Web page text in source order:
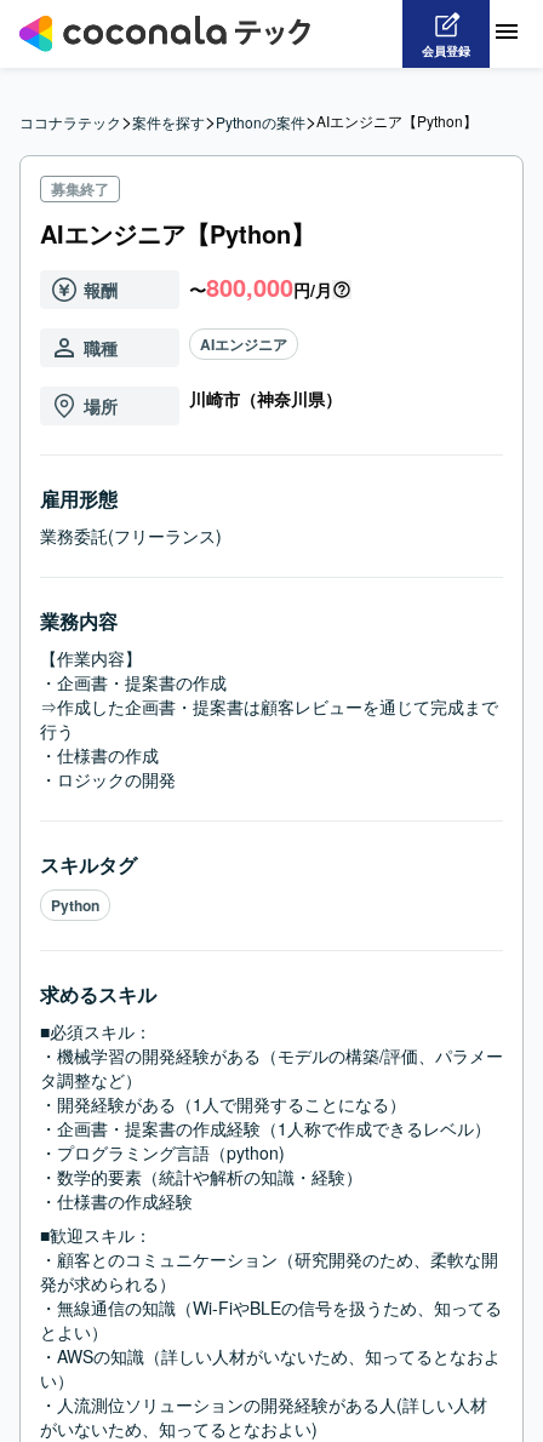
会員登録
ココナラテック>案件を探す>Pythonの案件>AIエンジニア【Python】
募集終了
AIエンジニア【Python】
報酬 〜800,000円/月
職種 AIエンジニア
場所 川崎市（神奈川県）
雇用形態
業務委託(フリーランス)
業務内容
【作業内容】
・企画書・提案書の作成
⇒作成した企画書・提案書は顧客レビューを通じて完成まで
行う
・仕様書の作成
・ロジックの開発
スキルタグ
Python
求めるスキル
■必須スキル：
・機械学習の開発経験がある（モデルの構築/評価、パラメー
タ調整など）
・開発経験がある（1人で開発することになる）
・企画書・提案書の作成経験（1人称で作成できるレベル）
・プログラミング言語（python)
・数学的要素（統計や解析の知識・経験）
・仕様書の作成経験
■歓迎スキル：
・顧客とのコミュニケーション（研究開発のため、柔軟な開
発が求められる）
・無線通信の知識（Wi-FiやBLEの信号を扱うため、知ってる
とよい）
・AWSの知識（詳しい人材がいないため、知ってるとなおよ
い）
・人流測位ソリューションの開発経験がある人(詳しい人材
がいないため、知ってるとなおよい)